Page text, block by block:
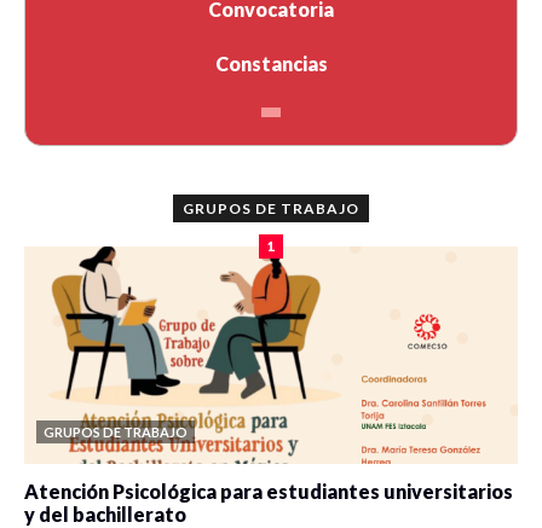
Convocatoria
Constancias
GRUPOS DE TRABAJO
1
GRUPOS DE TRABAJO
Atención Psicológica para estudiantes universitarios
y del bachillerato